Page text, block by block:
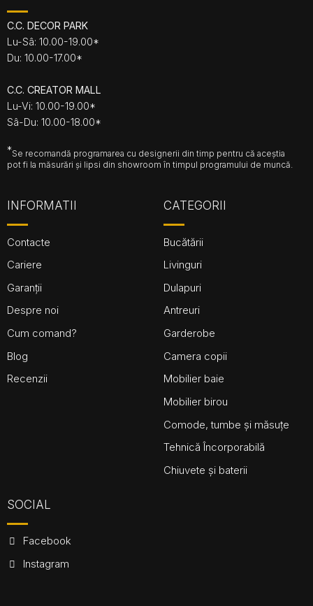
C.C. DECOR PARK
Lu-Sâ: 10.00-19.00*
Du: 10.00-17.00*
C.C. CREATOR MALL
Lu-Vi: 10.00-19.00*
Sâ-Du: 10.00-18.00*
*Se recomandă programarea cu designerii din timp pentru că aceștia
pot fi la măsurări și lipsi din showroom în timpul programului de muncă.
INFORMATII
Contacte
Cariere
Garanții
Despre noi
Cum comand?
Blog
Recenzii
CATEGORII
Bucătării
Livinguri
Dulapuri
Antreuri
Garderobe
Camera copii
Mobilier baie
Mobilier birou
Comode, tumbe și măsuțe
Tehnică Încorporabilă
Chiuvete și baterii
SOCIAL
Facebook
Instagram